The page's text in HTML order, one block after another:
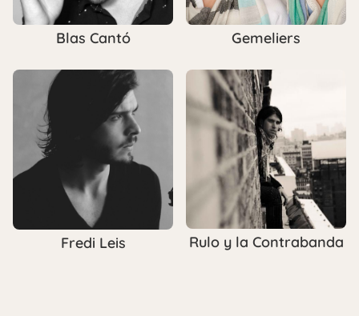
Blas Cantó Gemeliers
Fredi Leis Rulo y la Contrabanda